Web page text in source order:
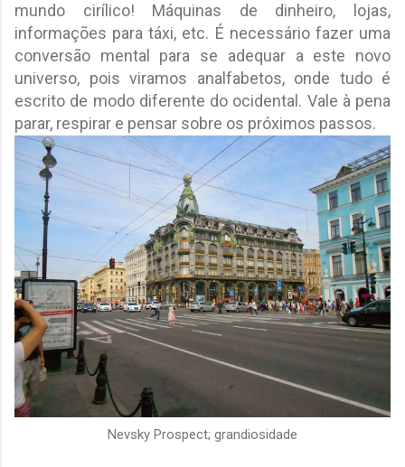
mundo cirílico! Máquinas de dinheiro, lojas,
informações para táxi, etc. É necessário fazer uma
conversão mental para se adequar a este novo
universo, pois viramos analfabetos, onde tudo é
escrito de modo diferente do ocidental. Vale à pena
parar, respirar e pensar sobre os próximos passos.
Nevsky Prospect; grandiosidade